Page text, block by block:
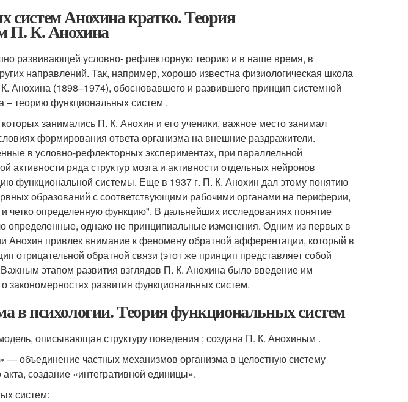
Анохина кратко. Теория
П. К. Анохина
развивающей условно- рефлекторную теорию и в наше время, в
направлений. Так, например, хорошо известна физиологическая школа
Анохина (1898–1974), обосновавшего и развившего принцип системной
– теорию функциональных систем .
занимались П. К. Анохин и его ученики, важное место занимал
формирования ответа организма на внешние раздражители.
в условно-рефлекторных экспериментах, при параллельной
активности ряда структур мозга и активности отдельных нейронов
функциональной системы. Еще в 1937 г. П. К. Анохин дал этому понятию
образований с соответствующими рабочими органами на периферии,
четко определенную функцию". В дальнейших исследованиях понятие
определенные, однако не принципиальные изменения. Одним из первых в
Анохин привлек внимание к феномену обратной афферентации, который в
отрицательной обратной связи (этот же принцип представляет собой
Важным этапом развития взглядов П. К. Анохина было введение им
закономерностях развития функциональных систем.
в психологии. Теория функциональных систем
описывающая структуру поведения ; создана П. К. Анохиным .
объединение частных механизмов организма в целостную систему
создание «интегративной единицы».
систем: